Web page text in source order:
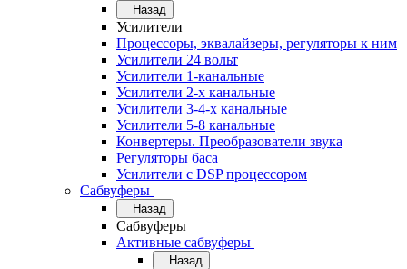
Назад
Усилители
Процессоры, эквалайзеры, регуляторы к ним
Усилители 24 вольт
Усилители 1-канальные
Усилители 2-х канальные
Усилители 3-4-х канальные
Усилители 5-8 канальные
Конвертеры. Преобразователи звука
Регуляторы баса
Усилители с DSP процессором
Сабвуферы
Назад
Сабвуферы
Активные сабвуферы
Назад